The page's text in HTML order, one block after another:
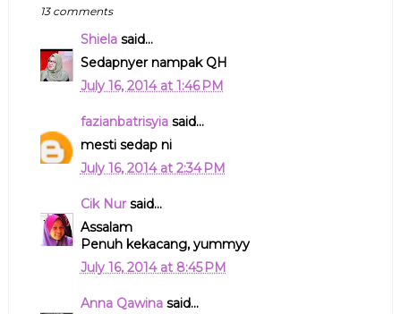
13 comments
Shielasaid...
Sedapnyer nampak QH
July 16, 2014 at 1:46 PM
fazianbatrisyiasaid...
mesti sedap ni
July 16, 2014 at 2:34 PM
Cik Nursaid...
Assalam
Penuh kekacang, yummyy
July 16, 2014 at 8:45 PM
Anna Qawinasaid...